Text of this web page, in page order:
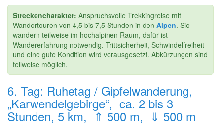
Streckencharakter: Anspruchsvolle Trekkingreise mit
Wandertouren von 4,5 bis 7,5 Stunden in den Alpen. Sie
wandern teilweise im hochalpinen Raum, dafür ist
Wandererfahrung notwendig. Trittsicherheit, Schwindelfreiheit
und eine gute Kondition wird vorausgesetzt. Abkürzungen sind
teilweise möglich.
6. Tag: Ruhetag / Gipfelwanderung,
„Karwendelgebirge“, ca. 2 bis 3
Stunden, 5 km, ⇑ 500 m, ⇓ 500 m